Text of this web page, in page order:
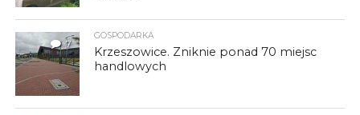
7
GOSPODARKA
Krzeszowice. Zniknie ponad 70 miejsc
handlowych